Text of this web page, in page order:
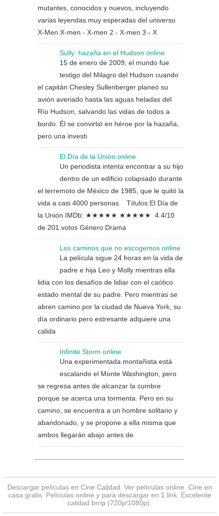
mutantes, conocidos y nuevos, incluyendo
varias leyendas muy esperadas del universo
X-Men.X-men - X-men 2 - X-men 3 - X
Sully: hazaña en el Hudson online
15 de enero de 2009, el mundo fue
testigo del Milagro del Hudson cuando
el capitán Chesley Sullenberger planeó su
avión averiado hasta las aguas heladas del
Río Hudson, salvando las vidas de todos a
bordo. Él se convirtió en héroe por la hazaña,
pero una investi
El Día de la Unión online
Un periodista intenta encontrar a su hijo
dentro de un edificio colapsado durante
el terremoto de México de 1985, que le quitó la
vida a casi 4000 personas. Títulos:El Día de
la Unión IMDb: ★★★★★ ★★★★★ 4.4/10
de 201 votos Género:Drama
Los caminos que no escogemos online
La película sigue 24 horas en la vida de
padre e hija Leo y Molly mientras ella
lidia con los desafíos de lidiar con el caótico
estado mental de su padre. Pero mientras se
abren camino por la ciudad de Nueva York, su
día ordinario pero estresante adquiere una
calida
Infinite Storm online
Una experimentada montañista está
escalando el Monte Washington, pero
se regresa antes de alcanzar la cumbre
porque se acerca una tormenta. Pero en su
camino, se encuentra a un hombre solitario y
abandonado, y se propone a ella misma que
ambos llegarán abajo antes de
Descargar películas en Cine Calidad. Ver películas online . Cine en
casa gratis. Películas online y para descargar en 1 link. Excelente
calidad brrip (720p/1080p).